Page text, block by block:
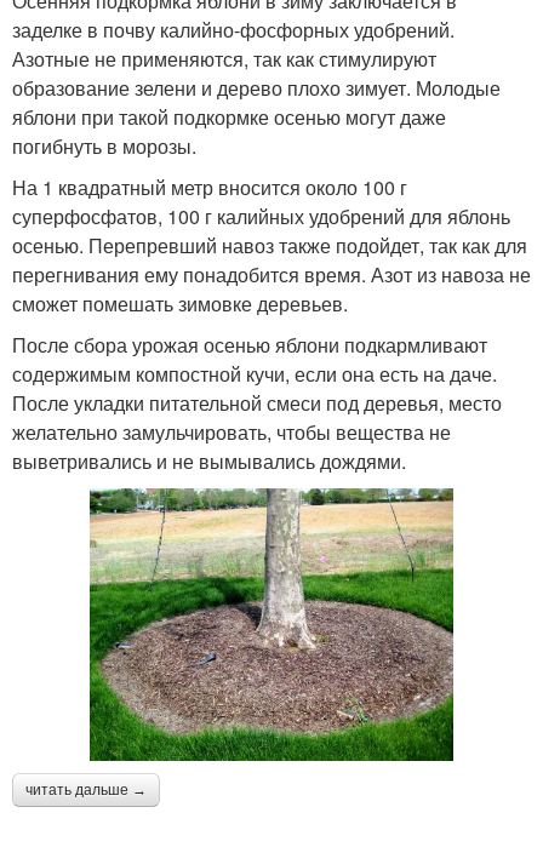
заделке в почву калийно-фосфорных удобрений.
Азотные не применяются, так как стимулируют
образование зелени и дерево плохо зимует. Молодые
яблони при такой подкормке осенью могут даже
погибнуть в морозы.
На 1 квадратный метр вносится около 100 г
суперфосфатов, 100 г калийных удобрений для яблонь
осенью. Перепревший навоз также подойдет, так как для
перегнивания ему понадобится время. Азот из навоза не
сможет помешать зимовке деревьев.
После сбора урожая осенью яблони подкармливают
содержимым компостной кучи, если она есть на даче.
После укладки питательной смеси под деревья, место
желательно замульчировать, чтобы вещества не
выветривались и не вымывались дождями.
читать дальше →